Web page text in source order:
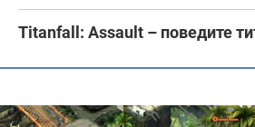
Titanfall: Assault – поведите